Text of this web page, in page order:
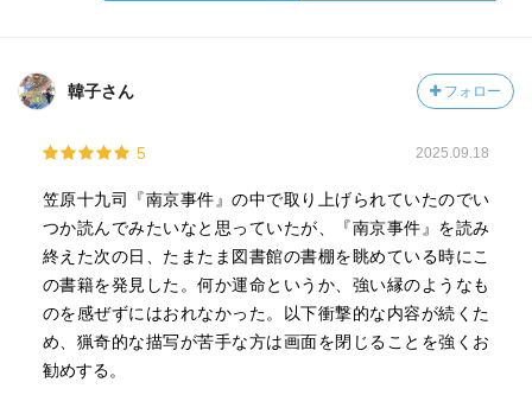
韓子さん フォロー
5 2025.09.18
笠原十九司『南京事件』の中で取り上げられていたのでい
つか読んでみたいなと思っていたが、『南京事件』を読み
終えた次の日、たまたま図書館の書棚を眺めている時にこ
の書籍を発見した。何か運命というか、強い縁のようなも
のを感ぜずにはおれなかった。以下衝撃的な内容が続くた
め、猟奇的な描写が苦手な方は画面を閉じることを強くお
勧めする。